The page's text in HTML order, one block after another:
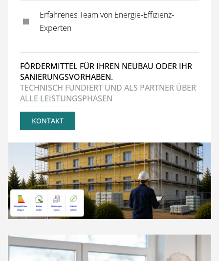
Erfahrenes Team von Energie-Effizienz-
Experten
FÖRDERMITTEL FÜR IHREN NEUBAU ODER IHR
SANIERUNGSVORHABEN.
TECHNISCH FUNDIERT UND ALS PARTNER ÜBER
ALLE LEISTUNGSPHASEN
KONTAKT